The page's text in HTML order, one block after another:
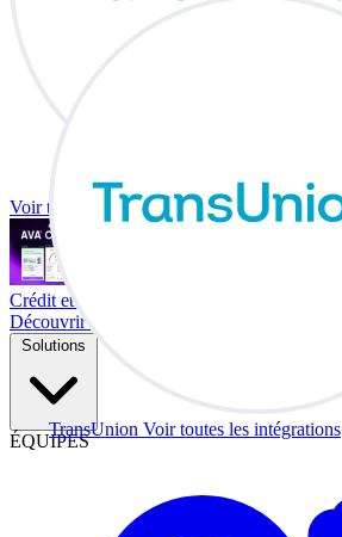
TransUnion Voir toutes les intégrations
Voir toutes les intégrations
Crédit et échange à votre bureau.
Découvrir Co-Driver
Solutions
ÉQUIPES